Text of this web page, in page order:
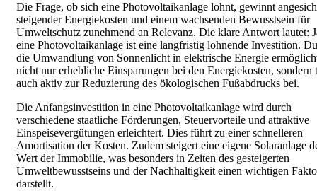
Die Frage, ob sich eine Photovoltaikanlage lohnt, gewinnt
steigender Energiekosten und einem wachsenden Bewusstsein für
Umweltschutz zunehmend an Relevanz. Die klare Antwort lautet:
eine Photovoltaikanlage ist eine langfristig lohnende Investition.
die Umwandlung von Sonnenlicht in elektrische Energie
nicht nur erhebliche Einsparungen bei den Energiekosten, sondern
auch aktiv zur Reduzierung des ökologischen Fußabdrucks bei.
Die Anfangsinvestition in eine Photovoltaikanlage wird durch
verschiedene staatliche Förderungen, Steuervorteile und attraktive
Einspeisevergütungen erleichtert. Dies führt zu einer schnelleren
Amortisation der Kosten. Zudem steigert eine eigene Solaranlage
Wert der Immobilie, was besonders in Zeiten des gesteigerten
Umweltbewusstseins und der Nachhaltigkeit einen wichtigen
darstellt.